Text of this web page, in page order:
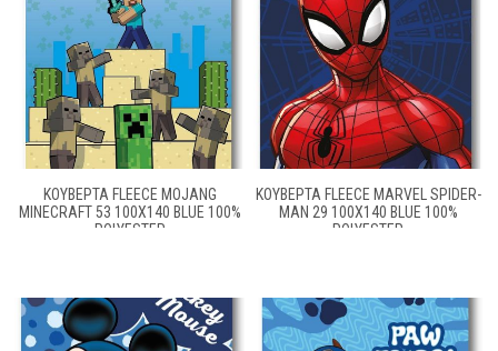
ΚΟΥΒΈΡΤΑ FLEECE MOJANG
MINECRAFT 53 100X140 BLUE 100%
POLYESTER
ΚΟΥΒΈΡΤΑ FLEECE MARVEL SPIDER-
MAN 29 100X140 BLUE 100%
POLYESTER